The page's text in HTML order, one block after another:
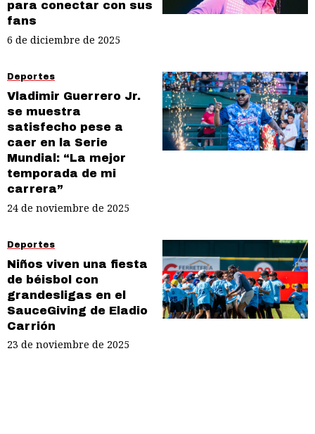
para conectar con sus
fans
6 de diciembre de 2025
Deportes
Vladimir Guerrero Jr.
se muestra
satisfecho pese a
caer en la Serie
Mundial: “La mejor
temporada de mi
carrera”
24 de noviembre de 2025
Deportes
Niños viven una fiesta
de béisbol con
grandesligas en el
SauceGiving de Eladio
Carrión
23 de noviembre de 2025